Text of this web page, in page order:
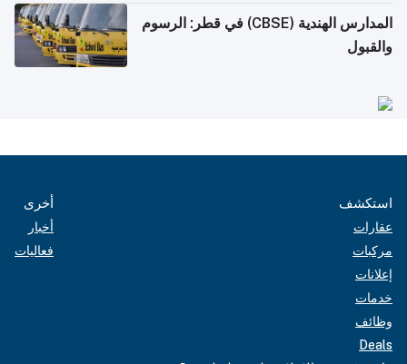
المدارس الهندية (CBSE) في قطر: الرسوم
والقبول
استكشف
عقارات
مركبات
إعلانات
خدمات
وظائف
Deals
أخرى
أخبار
فعاليات